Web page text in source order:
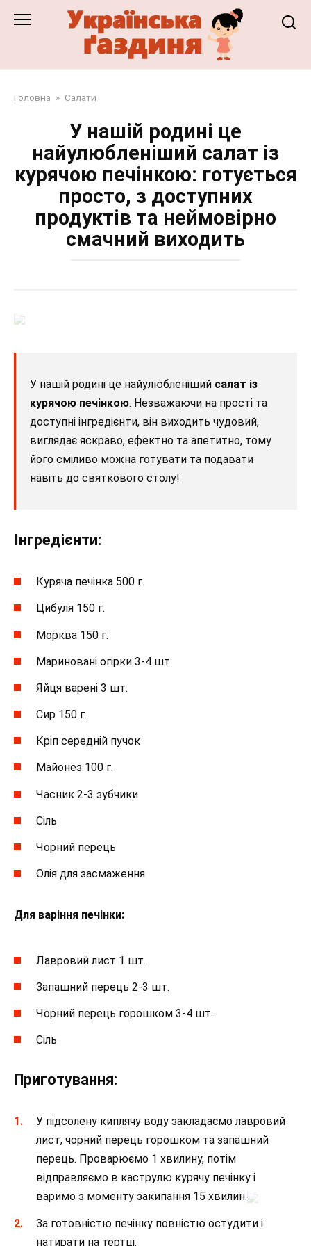
Головна » Салати
У нашій родині це
найулюбленіший салат із
курячою печінкою: готується
просто, з доступних
продуктів та неймовірно
смачний виходить
У нашій родині це найулюбленіший салат із
курячою печінкою. Незважаючи на прості та
доступні інгредієнти, він виходить чудовий,
виглядає яскраво, ефектно та апетитно, тому
його сміливо можна готувати та подавати
навіть до святкового столу!
Інгредієнти:
Куряча печінка 500 г.
Цибуля 150 г.
Морква 150 г.
Мариновані огірки 3-4 шт.
Яйця варені 3 шт.
Сир 150 г.
Кріп середній пучок
Майонез 100 г.
Часник 2-3 зубчики
Сіль
Чорний перець
Олія ​​для засмаження
Для варіння печінки:
Лавровий лист 1 шт.
Запашний перець 2-3 шт.
Чорний перець горошком 3-4 шт.
Сіль
Приготування:
У підсолену киплячу воду закладаємо лавровий
лист, чорний перець горошком та запашний
перець. Проварюємо 1 хвилину, потім
відправляємо в каструлю курячу печінку і
варимо з моменту закипання 15 хвилин.
За готовністю печінку повністю остудити і
натирати на тертці.